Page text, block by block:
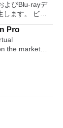
します。 パ
更/移動システ
ィスクとパーテ
ションをマー
き領域を再分配
クの変換パーテ
役立ちます。
UEFI用の起動
トールメディ
OSがイ
ステムで作業
BartPE /
Small
、Gentoo、
よびBlu-rayデ
ます。 ビデ
VR 360°コンテ
Vimeoにとっ
なエンターテ
プトップでの
と独自の強化に
リラックスで
りです。 4K
Pro
the market
fastest and the
comes to
software
and